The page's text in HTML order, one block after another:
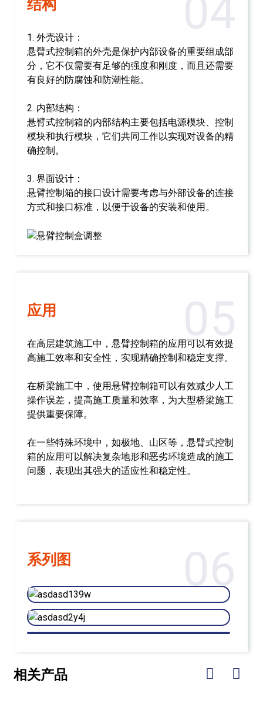
结构
1. 外壳设计：
悬臂式控制箱的外壳是保护内部设备的重要组成部
分，它不仅需要有足够的强度和刚度，而且还需要
有良好的防腐蚀和防潮性能。
2. 内部结构：
悬臂式控制箱的内部结构主要包括电源模块、控制
模块和执行模块，它们共同工作以实现对设备的精
确控制。
3. 界面设计：
悬臂控制箱的接口设计需要考虑与外部设备的连接
方式和接口标准，以便于设备的安装和使用。
应用
在高层建筑施工中，悬臂控制箱的应用可以有效提
高施工效率和安全性，实现精确控制和稳定支撑。
在桥梁施工中，使用悬臂控制箱可以有效减少人工
操作误差，提高施工质量和效率，为大型桥梁施工
提供重要保障。
在一些特殊环境中，如极地、山区等，悬臂式控制
箱的应用可以解决复杂地形和恶劣环境造成的施工
问题，表现出其强大的适应性和稳定性。
系列图
相关产品